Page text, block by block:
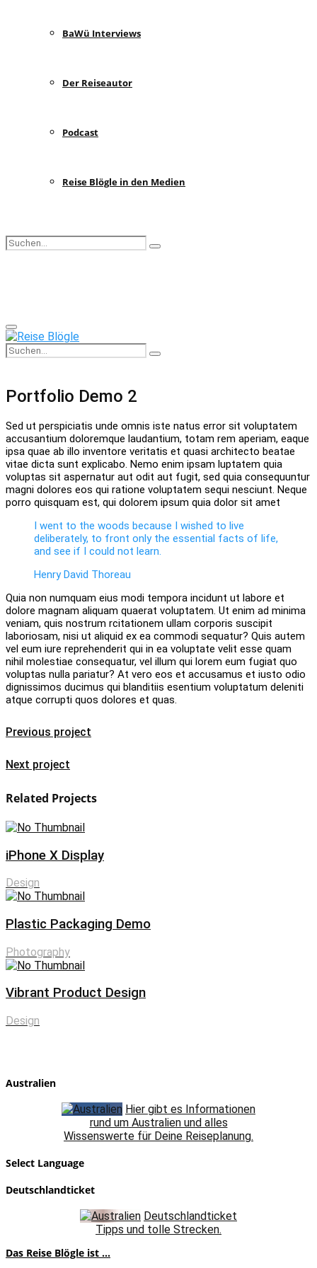
BaWü Interviews
Der Reiseautor
Podcast
Reise Blögle in den Medien
Search
Search
Primary
Menu
Search
for:
Search
Portfolio Demo 2
Sed ut perspiciatis unde omnis iste natus error sit voluptatem
accusantium doloremque laudantium, totam rem aperiam, eaque
ipsa quae ab illo inventore veritatis et quasi architecto beatae
vitae dicta sunt explicabo. Nemo enim ipsam luptatem quia
voluptas sit aspernatur aut odit aut fugit, sed quia consequuntur
magni dolores eos qui ratione voluptatem sequi nesciunt. Neque
porro quisquam est, qui dolorem ipsum quia dolor sit amet
I went to the woods because I wished to live
deliberately, to front only the essential facts of life,
and see if I could not learn.
Henry David Thoreau
Quia non numquam eius modi tempora incidunt ut labore et
dolore magnam aliquam quaerat voluptatem. Ut enim ad minima
veniam, quis nostrum rcitationem ullam corporis suscipit
laboriosam, nisi ut aliquid ex ea commodi sequatur? Quis autem
vel eum iure reprehenderit qui in ea voluptate velit esse quam
nihil molestiae consequatur, vel illum qui lorem eum fugiat quo
voluptas nulla pariatur? At vero eos et accusamus et iusto odio
dignissimos ducimus qui blanditiis esentium voluptatum deleniti
atque corrupti quos dolores et quas.
Previous project
Next project
Related Projects
iPhone X Display
Design
Plastic Packaging Demo
Photography
Vibrant Product Design
Design
Australien
Hier gibt es Informationen
rund um Australien und alles
Wissenswerte für Deine Reiseplanung.
Select Language
Deutschlandticket
Deutschlandticket
Tipps und tolle Strecken.
Das Reise Blögle ist ...